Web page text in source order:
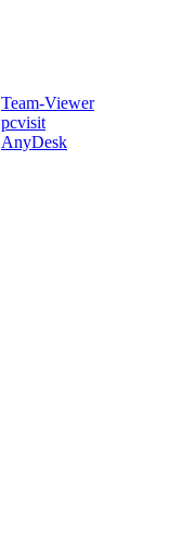
Team-Viewer
pcvisit
AnyDesk